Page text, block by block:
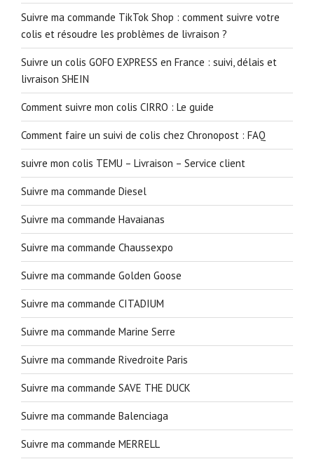
Suivre ma commande TikTok Shop : comment suivre votre
colis et résoudre les problèmes de livraison ?
Suivre un colis GOFO EXPRESS en France : suivi, délais et
livraison SHEIN
Comment suivre mon colis CIRRO : Le guide
Comment faire un suivi de colis chez Chronopost : FAQ
suivre mon colis TEMU – Livraison – Service client
Suivre ma commande Diesel
Suivre ma commande Havaianas
Suivre ma commande Chaussexpo
Suivre ma commande Golden Goose
Suivre ma commande CITADIUM
Suivre ma commande Marine Serre
Suivre ma commande Rivedroite Paris
Suivre ma commande SAVE THE DUCK
Suivre ma commande Balenciaga
Suivre ma commande MERRELL